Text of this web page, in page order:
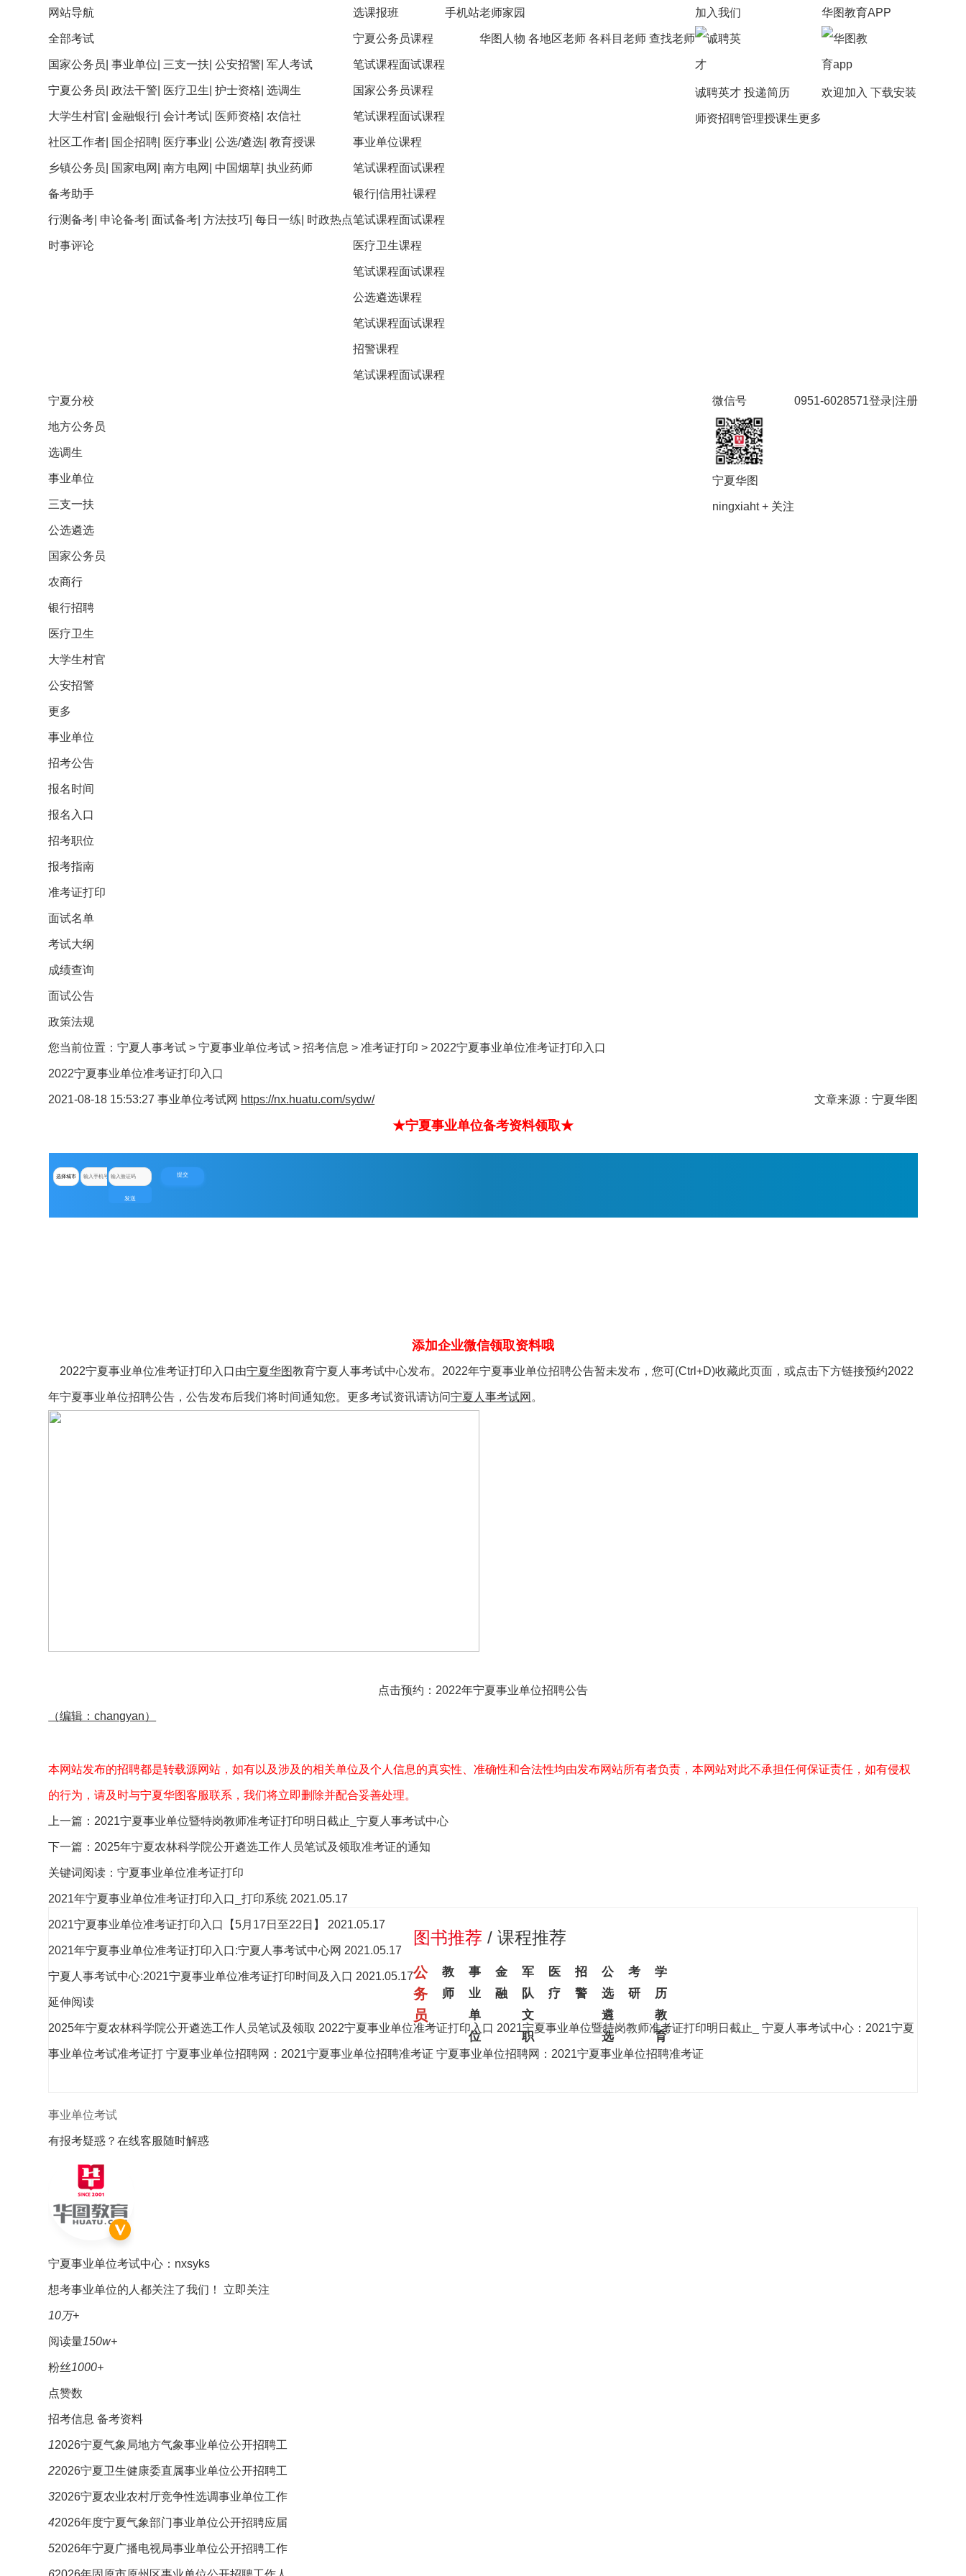
网站导航
全部考试
国家公务员 事业单位 三支一扶 公安招警 军人考试
宁夏公务员 政法干警 医疗卫生 护士资格 选调生
大学生村官 金融银行 会计考试 医师资格 农信社
社区工作者 国企招聘 医疗事业 公选/遴选 教育授课
乡镇公务员 国家电网 南方电网 中国烟草 执业药师
备考助手
行测备考 申论备考 面试备考 方法技巧 每日一练 时政热点
时事评论
选课报班
宁夏公务员课程
笔试课程面试课程
国家公务员课程
笔试课程面试课程
事业单位课程
笔试课程面试课程
银行|信用社课程
笔试课程面试课程
医疗卫生课程
笔试课程面试课程
公选遴选课程
笔试课程面试课程
招警课程
笔试课程面试课程
手机站老师家园
华图人物 各地区老师 各科目老师 查找老师
加入我们
诚聘英才 投递简历
师资招聘管理授课生更多
华图教育APP
欢迎加入 下载安装
登录| 注册
0951-6028571
微信号
宁夏华图
ningxiaht + 关注
宁夏分校
地方公务员
选调生
事业单位
三支一扶
公选遴选
国家公务员
农商行
银行招聘
医疗卫生
大学生村官
公安招警
更多
事业单位
招考公告
报名时间
报名入口
招考职位
报考指南
准考证打印
面试名单
考试大纲
成绩查询
面试公告
政策法规
您当前位置：宁夏人事考试 >宁夏事业单位考试 >招考信息 >准考证打印 > 2022宁夏事业单位准考证打印入口
2022宁夏事业单位准考证打印入口
2021-08-18 15:53:27事业单位考试网 https://nx.huatu.com/sydw/ 文章来源：宁夏华图
★宁夏事业单位备考资料领取★
提交
添加企业微信领取资料哦
2022宁夏事业单位准考证打印入口由宁夏华图教育宁夏人事考试中心发布。2022年宁夏事业单位招聘公告暂未发布，您可(Ctrl+D)收藏此页面，或点击下方链接预约2022
年宁夏事业单位招聘公告，公告发布后我们将时间通知您。更多考试资讯请访问宁夏人事考试网 。
点击预约：2022年宁夏事业单位招聘公告
（编辑：changyan）
本网站发布的招聘都是转载源网站，如有以及涉及的相关单位及个人信息的真实性、准确性和合法性均由发布网站所有者负责，本网站对此不承担任何保证责任，如有侵权
的行为，请及时与宁夏华图客服联系，我们将立即删除并配合妥善处理。
上一篇： 2021宁夏事业单位暨特岗教师准考证打印明日截止_宁夏人事考试中心
下一篇： 2025年宁夏农林科学院公开遴选工作人员笔试及领取准考证的通知
关键词阅读：宁夏事业单位准考证打印
2021年宁夏事业单位准考证打印入口_打印系统 2021.05.17
2021宁夏事业单位准考证打印入口【5月17日至22日】 2021.05.17
2021年宁夏事业单位准考证打印入口:宁夏人事考试中心网 2021.05.17
宁夏人事考试中心:2021宁夏事业单位准考证打印时间及入口 2021.05.17
延伸阅读
2025年宁夏农林科学院公开遴选工作人员笔试及领取 2022宁夏事业单位准考证打印入口 2021宁夏事业单位暨特岗教师准考证打印明日截止_ 宁夏人事考试中心：2021宁夏
事业单位考试准考证打 宁夏事业单位招聘网：2021宁夏事业单位招聘准考证 宁夏事业单位招聘网：2021宁夏事业单位招聘准考证
图书推荐 /课程推荐
公
务
员
教
师
事
业
单
位
金
融
军
队
文
职
医
疗
招
警
公
选
遴
选
考
研
学
历
教
育
有报考疑惑？在线客服随时解惑
宁夏事业单位考试中心：nxsyks
想考事业单位的人都关注了我们！ 立即关注
10万+
阅读量150w+
粉丝1000+
点赞数
招考信息 备考资料
12026宁夏气象局地方气象事业单位公开招聘工
22026宁夏卫生健康委直属事业单位公开招聘工
32026宁夏农业农村厅竞争性选调事业单位工作
42026年度宁夏气象部门事业单位公开招聘应届
52026年宁夏广播电视局事业单位公开招聘工作